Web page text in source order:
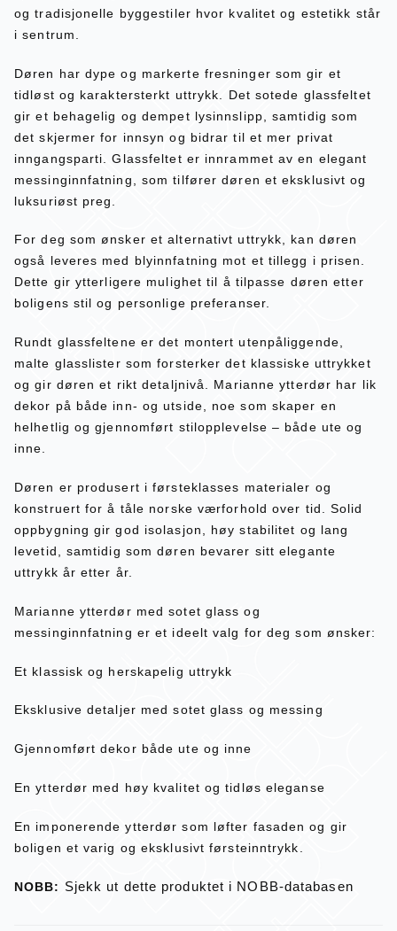
og tradisjonelle byggestiler hvor kvalitet og estetikk står
i sentrum.
Døren har dype og markerte fresninger som gir et
tidløst og karaktersterkt uttrykk. Det sotede glassfeltet
gir et behagelig og dempet lysinnslipp, samtidig som
det skjermer for innsyn og bidrar til et mer privat
inngangsparti. Glassfeltet er innrammet av en elegant
messinginnfatning, som tilfører døren et eksklusivt og
luksuriøst preg.
For deg som ønsker et alternativt uttrykk, kan døren
også leveres med blyinnfatning mot et tillegg i prisen.
Dette gir ytterligere mulighet til å tilpasse døren etter
boligens stil og personlige preferanser.
Rundt glassfeltene er det montert utenpåliggende,
malte glasslister som forsterker det klassiske uttrykket
og gir døren et rikt detaljnivå. Marianne ytterdør har lik
dekor på både inn- og utside, noe som skaper en
helhetlig og gjennomført stilopplevelse – både ute og
inne.
Døren er produsert i førsteklasses materialer og
konstruert for å tåle norske værforhold over tid. Solid
oppbygning gir god isolasjon, høy stabilitet og lang
levetid, samtidig som døren bevarer sitt elegante
uttrykk år etter år.
Marianne ytterdør med sotet glass og
messinginnfatning er et ideelt valg for deg som ønsker:
Et klassisk og herskapelig uttrykk
Eksklusive detaljer med sotet glass og messing
Gjennomført dekor både ute og inne
En ytterdør med høy kvalitet og tidløs eleganse
En imponerende ytterdør som løfter fasaden og gir
boligen et varig og eksklusivt førsteinntrykk.
NOBB: Sjekk ut dette produktet i NOBB-databasen